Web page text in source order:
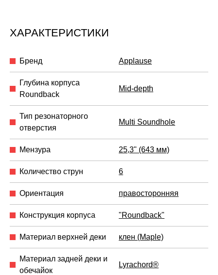
ХАРАКТЕРИСТИКИ
Бренд Applause
Глубина корпуса
Roundback
Mid-depth
Тип резонаторного
отверстия
Multi Soundhole
Мензура 25,3" (643 мм)
Количество струн 6
Ориентация правосторонняя
Конструкция корпуса "Roundback"
Материал верхней деки клен (Maple)
Материал задней деки и
обечайок
Lyrachord®